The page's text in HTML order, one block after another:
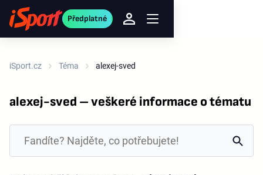
Předplatné
iSport.cz Téma alexej-sved
alexej-sved – veškeré informace o tématu